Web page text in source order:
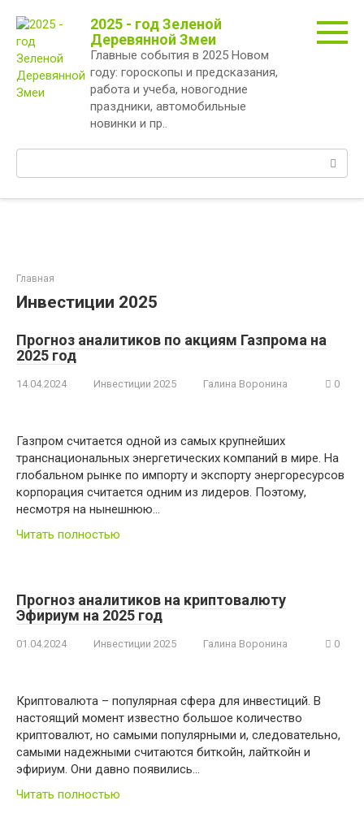
контенту
2025 - год Зеленой
Деревянной Змеи
Главные события в 2025 Новом
году: гороскопы и предсказания,
работа и учеба, новогодние
праздники, автомобильные
новинки и пр..
Поиск:
Главная
Инвестиции 2025
Прогноз аналитиков по акциям Газпрома на
2025 год
14.04.2024 Инвестиции 2025 Галина Воронина 0
Газпром считается одной из самых крупнейших
транснациональных энергетических компаний в мире. На
глобальном рынке по импорту и экспорту энергоресурсов
корпорация считается одним из лидеров. Поэтому,
несмотря на нынешнюю…
Читать полностью
Прогноз аналитиков на криптовалюту
Эфириум на 2025 год
01.04.2024 Инвестиции 2025 Галина Воронина 0
Криптовалюта – популярная сфера для инвестиций. В
настоящий момент известно большое количество
криптовалют, но самыми популярными и, следовательно,
самыми надежными считаются биткойн, лайткойн и
эфириум. Они давно появились…
Читать полностью